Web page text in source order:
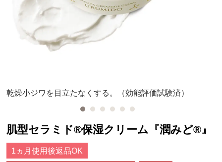
乾燥小ジワを目立たなくする。（効能評価試験済）
肌型セラミド®保湿クリーム『潤みど®』
1ヵ月使用後返品OK